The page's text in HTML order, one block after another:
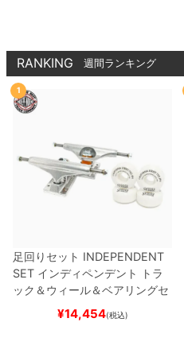
RANKING 週間ランキング
1
足回りセット INDEPENDENT
SET インディペンデント
トラ
ック＆ウィール＆ベアリングセ
（トリック用）
ード スケボー
¥14,454(税込)